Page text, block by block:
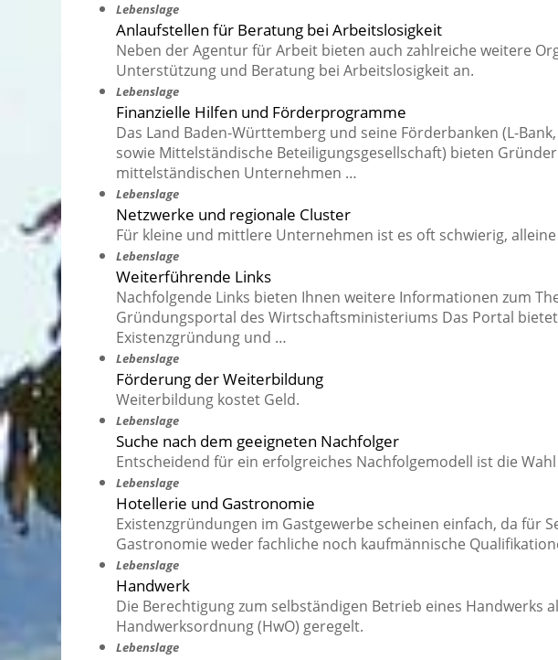
Lebenslage
Anlaufstellen für Beratung bei Arbeitslosigkeit
Neben der Agentur für Arbeit bieten auch zahlreiche weitere
Unterstützung und Beratung bei Arbeitslosigkeit an.
Lebenslage
Finanzielle Hilfen und Förderprogramme
Das Land Baden-Württemberg und seine Förderbanken (L-
sowie Mittelständische Beteiligungsgesellschaft) bieten
mittelständischen Unternehmen …
Lebenslage
Netzwerke und regionale Cluster
Für kleine und mittlere Unternehmen ist es oft schwierig,
Lebenslage
Weiterführende Links
Nachfolgende Links bieten Ihnen weitere Informationen zum
Gründungsportal des Wirtschaftsministeriums Das Portal
Existenzgründung und …
Lebenslage
Förderung der Weiterbildung
Weiterbildung kostet Geld.
Lebenslage
Suche nach dem geeigneten Nachfolger
Entscheidend für ein erfolgreiches Nachfolgemodell ist die
Lebenslage
Hotellerie und Gastronomie
Existenzgründungen im Gastgewerbe scheinen einfach, da für
Gastronomie weder fachliche noch kaufmännische
Lebenslage
Handwerk
Die Berechtigung zum selbständigen Betrieb eines Handwerks
Handwerksordnung (HwO) geregelt.
Lebenslage